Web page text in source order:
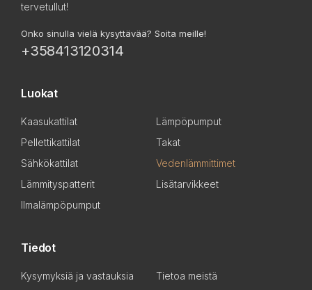
tervetullut!
Onko sinulla vielä kysyttävää? Soita meille!
+358413120314
Luokat
Kaasukattilat
Lämpöpumput
Pellettikattilat
Takat
Sähkökattilat
Vedenlämmittimet
Lämmityspatterit
Lisätarvikkeet
Ilmalämpöpumput
Tiedot
Kysymyksiä ja vastauksia
Tietoa meistä